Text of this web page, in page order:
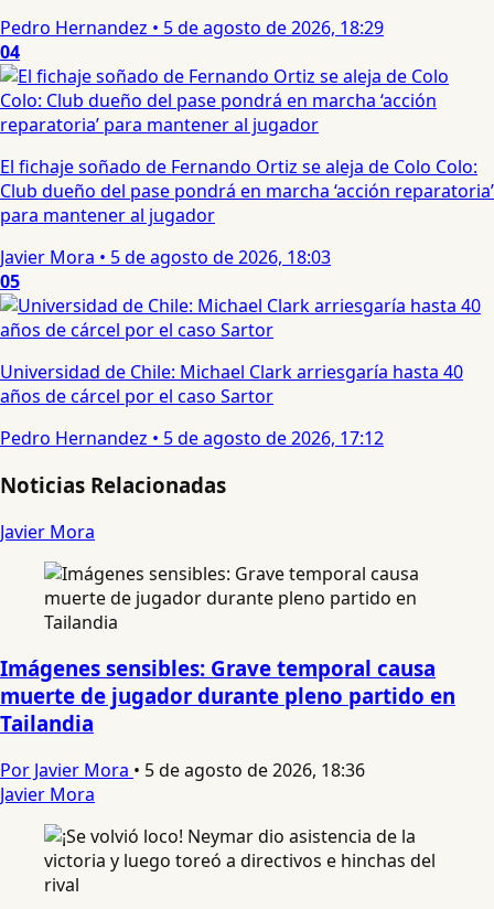
Pedro Hernandez • 5 de agosto de 2026, 18:29
04
El fichaje soñado de Fernando Ortiz se aleja de Colo Colo:
Club dueño del pase pondrá en marcha ‘acción reparatoria’
para mantener al jugador
Javier Mora • 5 de agosto de 2026, 18:03
05
Universidad de Chile: Michael Clark arriesgaría hasta 40
años de cárcel por el caso Sartor
Pedro Hernandez • 5 de agosto de 2026, 17:12
Noticias Relacionadas
Javier Mora
Imágenes sensibles: Grave temporal causa
muerte de jugador durante pleno partido en
Tailandia
Por Javier Mora • 5 de agosto de 2026, 18:36
Javier Mora